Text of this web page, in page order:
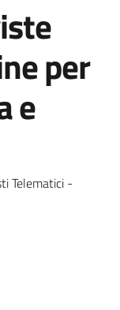
per
e
Telematici -